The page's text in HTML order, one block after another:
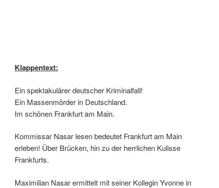
Klappentext:
Ein spektakulärer deutscher Kriminalfall!
Ein Massenmörder in Deutschland.
Im schönen Frankfurt am Main.
Kommissar Nasar lesen bedeutet Frankfurt am Main
erleben! Über Brücken, hin zu der herrlichen Kulisse
Frankfurts.
Maximilian Nasar ermittelt mit seiner Kollegin Yvonne in